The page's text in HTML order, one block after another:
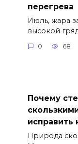
перегрева
Июль, жара
высокой
0 68
Почему
исправить
Природа